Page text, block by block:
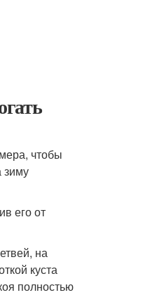
чтобы
зиму
его от
на
куста
полностью